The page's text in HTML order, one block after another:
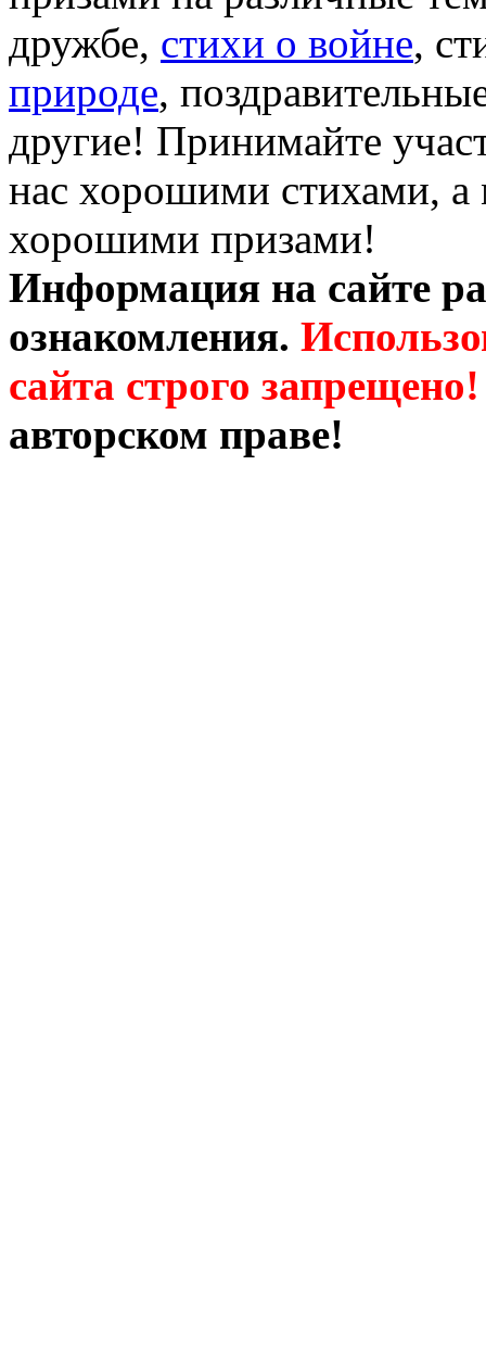
дружбе, стихи о войне,
природе,
другие! Принимайте
нас хорошими стихами, а
хорошими призами!
Информация на сайте
ознакомления.
сайта строго запрещено!
авторском праве!